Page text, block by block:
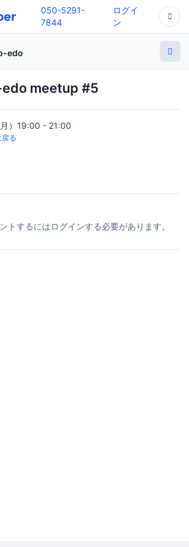
050-5291-
7844
ログイ
ン
edo
meetup #5
）19:00 - 21:00
る
トするにはログインする必要があります。